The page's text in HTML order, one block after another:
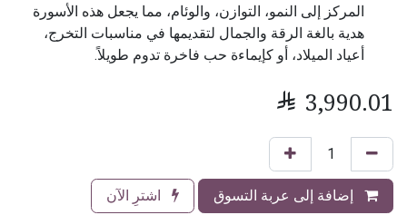
المركز إلى النمو، التوازن، والوئام، مما يجعل هذه الأسورة
هدية بالغة الرقة والجمال لتقديمها في مناسبات التخرج،
أعياد الميلاد، أو كإيماءة حب فاخرة تدوم طويلاً.
 3,990.01
إضافة إلى عربة التسوق اشترِ الآن